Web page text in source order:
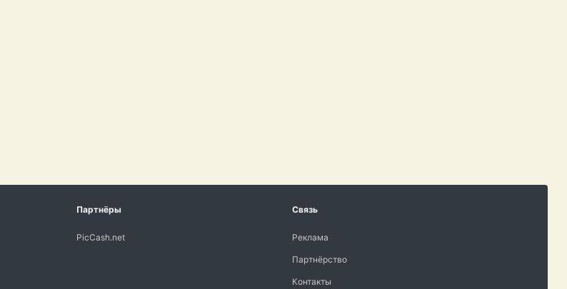
Партнёры
PicCash.net
Связь
Реклама
Партнёрство
Контакты